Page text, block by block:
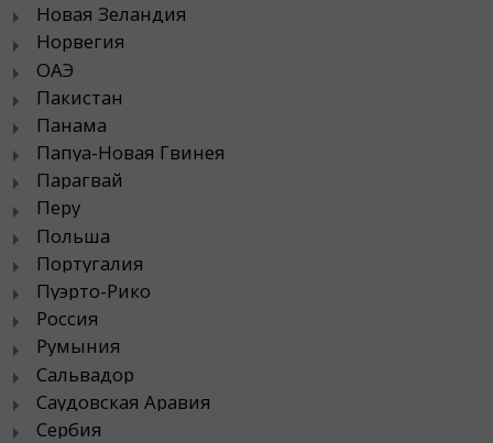
Новая Зеландия
Норвегия
ОАЭ
Пакистан
Панама
Папуа-Новая Гвинея
Парагвай
Перу
Польша
Португалия
Пуэрто-Рико
Россия
Румыния
Сальвадор
Саудовская Аравия
Сербия